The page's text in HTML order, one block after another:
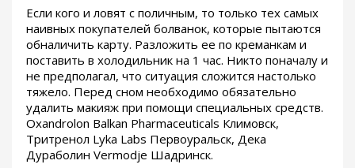
Если кого и ловят с поличным, то только тех самых
наивных покупателей болванок, которые пытаются
обналичить карту. Разложить ее по креманкам и
поставить в холодильник на 1 час. Никто поначалу и
не предполагал, что ситуация сложится настолько
тяжело. Перед сном необходимо обязательно
удалить макияж при помощи специальных средств.
Oxandrolon Balkan Pharmaceuticals Климовск,
Тритренол Lyka Labs Первоуральск, Дека
Дураболин Vermodje Шадринск.